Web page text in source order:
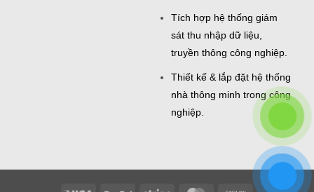
Tích hợp hệ thống giám
sát thu nhập dữ liệu,
truyền thông công nghiệp.
Thiết kế & lắp đặt hệ thống
nhà thông minh trong công
nghiệp.